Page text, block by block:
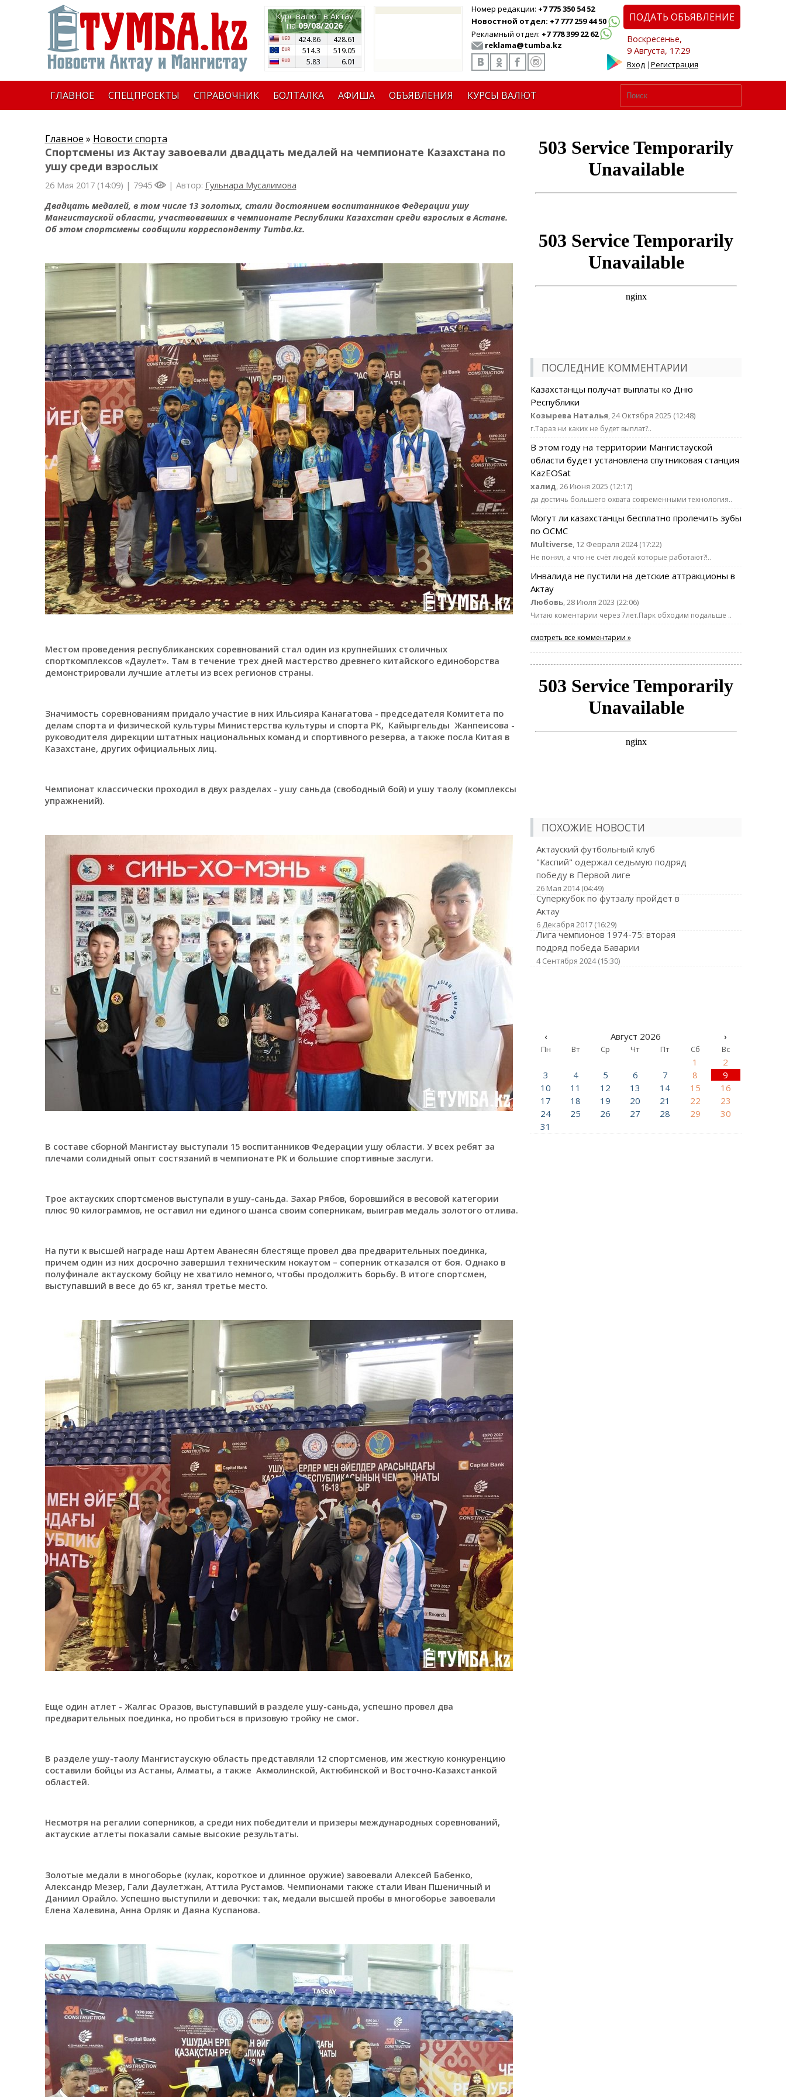
Курс валют в Актау
на09/08/2026
424.86
428.61
514.3
519.05
5.83
6.01
Номер редакции: +7 775 350 54 52
Новостной отдел: +7 777 259 44 50
Рекламный отдел: +7 778 399 22 62
reklama@tumba.kz
ПОДАТЬ ОБЪЯВЛЕНИЕ
Воскресенье,
9 Августа, 17:29
Вход|Регистрация
ГЛАВНОЕ СПЕЦПРОЕКТЫ СПРАВОЧНИК БОЛТАЛКА АФИША ОБЪЯВЛЕНИЯ КУРСЫ ВАЛЮТ
Главное » Новости спорта
Спортсмены из Актау завоевали двадцать медалей на чемпионате Казахстана по
ушу среди взрослых
26 Мая 2017 (14:09) | 7945 | Автор: Гульнара Мусалимова
Двадцать медалей, в том числе 13 золотых, стали достоянием воспитанников Федерации ушу
Мангистауской области, участвовавших в чемпионате Республики Казахстан среди взрослых в Астане.
Об этом спортсмены сообщили корреспонденту Tumba.kz.
Местом проведения республиканских соревнований стал один из крупнейших столичных
спорткомплексов «Даулет». Там в течение трех дней мастерство древнего китайского единоборства
демонстрировали лучшие атлеты из всех регионов страны.
Значимость соревнованиям придало участие в них Ильсияра Канагатова - председателя Комитета по
делам спорта и физической культуры Министерства культуры и спорта РК, Кайыргельды Жанпеисова -
руководителя дирекции штатных национальных команд и спортивного резерва, а также посла Китая в
Казахстане, других официальных лиц.
Чемпионат классически проходил в двух разделах - ушу саньда (свободный бой) и ушу таолу (комплексы
упражнений).
В составе сборной Мангистау выступали 15 воспитанников Федерации ушу области. У всех ребят за
плечами солидный опыт состязаний в чемпионате РК и большие спортивные заслуги.
Трое актауских спортсменов выступали в ушу-саньда. Захар Рябов, боровшийся в весовой категории
плюс 90 килограммов, не оставил ни единого шанса своим соперникам, выиграв медаль золотого отлива.
На пути к высшей награде наш Артем Аванесян блестяще провел два предварительных поединка,
причем один из них досрочно завершил техническим нокаутом – соперник отказался от боя. Однако в
полуфинале актаускому бойцу не хватило немного, чтобы продолжить борьбу. В итоге спортсмен,
выступавший в весе до 65 кг, занял третье место.
Еще один атлет - Жалгас Оразов, выступавший в разделе ушу-саньда, успешно провел два
предварительных поединка, но пробиться в призовую тройку не смог.
В разделе ушу-таолу Мангистаускую область представляли 12 спортсменов, им жесткую конкуренцию
составили бойцы из Астаны, Алматы, а также Акмолинской, Актюбинской и Восточно-Казахстанкой
областей.
Несмотря на регалии соперников, а среди них победители и призеры международных соревнований,
актауские атлеты показали самые высокие результаты.
Золотые медали в многоборье (кулак, короткое и длинное оружие) завоевали Алексей Бабенко,
Александр Мезер, Гали Даулетжан, Аттила Рустамов. Чемпионами также стали Иван Пшеничный и
Даниил Орайло. Успешно выступили и девочки: так, медали высшей пробы в многоборье завоевали
Елена Халевина, Анна Орляк и Даяна Куспанова.
ПОСЛЕДНИЕ КОММЕНТАРИИ
Казахстанцы получат выплаты ко Дню
Республики
Козырева Наталья, 24 Октября 2025 (12:48)
г.Тараз ни каких не будет выплат?..
В этом году на территории Мангистауской
области будет установлена спутниковая станция
KazEOSat
халид, 26 Июня 2025 (12:17)
да достичь большего охвата современными технология..
Могут ли казахстанцы бесплатно пролечить зубы
по ОСМС
Multiverse, 12 Февраля 2024 (17:22)
Не понял, а что не счёт людей которые работают?!..
Инвалида не пустили на детские аттракционы в
Актау
Любовь, 28 Июля 2023 (22:06)
Читаю коментарии через 7лет.Парк обходим подальше ..
смотреть все комментарии »
ПОХОЖИЕ НОВОСТИ
Актауский футбольный клуб
"Каспий" одержал седьмую подряд
победу в Первой лиге
26 Мая 2014 (04:49)
Суперкубок по футзалу пройдет в
Актау
6 Декабря 2017 (16:29)
Лига чемпионов 1974-75: вторая
подряд победа Баварии
4 Сентября 2024 (15:30)
‹ Август 2026 ›
Пн Вт Ср Чт Пт Сб Вс
1
2
3
4 5 6 7 8
9
10
11 12 13 14 15
16
17
18 19 20 21 22
23
24
25 26 27 28 29
30
31